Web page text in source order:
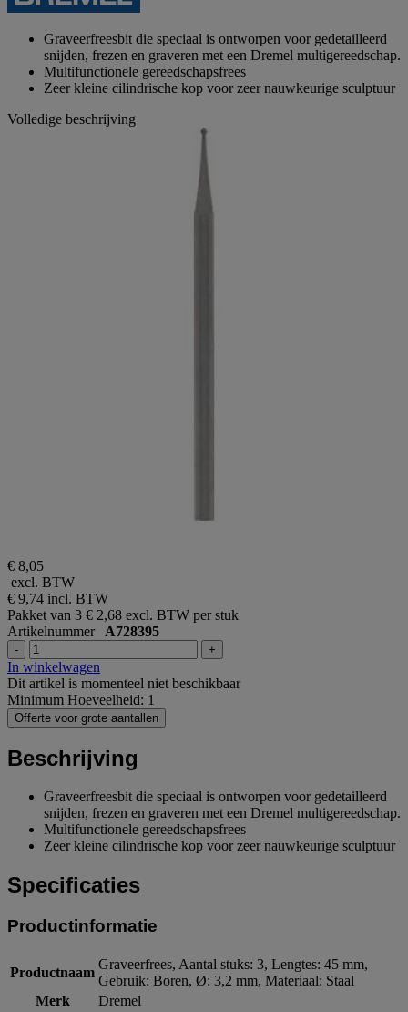
Graveerfreesbit die speciaal is ontworpen voor gedetailleerd
snijden, frezen en graveren met een Dremel multigereedschap.
Multifunctionele gereedschapsfrees
Zeer kleine cilindrische kop voor zeer nauwkeurige sculptuur
Volledige beschrijving
€ 8,05
excl. BTW
€ 9,74 incl. BTW
Pakket van 3 € 2,68 excl. BTW per stuk
Artikelnummer A728395
- +
In winkelwagen
Dit artikel is momenteel niet beschikbaar
Minimum Hoeveelheid: 1
Offerte voor grote aantallen
Beschrijving
Graveerfreesbit die speciaal is ontworpen voor gedetailleerd
snijden, frezen en graveren met een Dremel multigereedschap.
Multifunctionele gereedschapsfrees
Zeer kleine cilindrische kop voor zeer nauwkeurige sculptuur
Specificaties
Productinformatie
Productnaam
Graveerfrees, Aantal stuks: 3, Lengtes: 45 mm,
Gebruik: Boren, Ø: 3,2 mm, Materiaal: Staal
Merk
Dremel